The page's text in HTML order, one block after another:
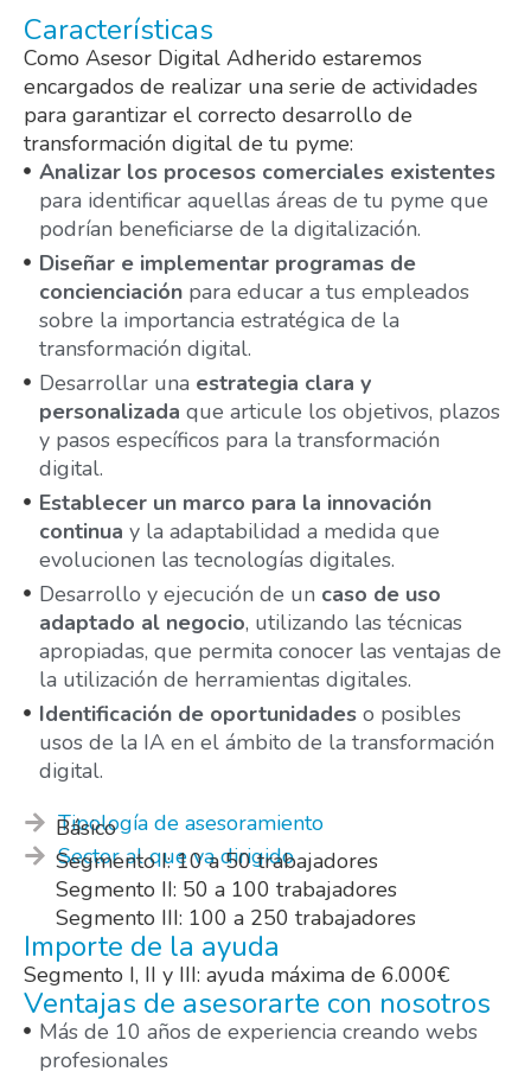
Características
Como Asesor Digital Adherido estaremos
encargados de realizar una serie de actividades
para garantizar el correcto desarrollo de
transformación digital de tu pyme:
Analizar los procesos comerciales existentes
para identificar aquellas áreas de tu pyme que
podrían beneficiarse de la digitalización.
Diseñar e implementar programas de
concienciaciónpara educar a tus empleados
sobre la importancia estratégica de la
transformación digital.
Desarrollar una estrategia clara y
personalizada que articule los objetivos, plazos
y pasos específicos para la transformación
digital.
Establecer un marco para la innovación
continua y la adaptabilidad a medida que
evolucionen las tecnologías digitales.
Desarrollo y ejecución de un caso de uso
adaptado al negocio, utilizando las técnicas
apropiadas, que permita conocer las ventajas de
la utilización de herramientas digitales.
Identificación de oportunidadeso posibles
usos de la IA en el ámbito de la transformación
digital.
Tipología de asesoramiento
Básico
Sector al que va dirigido
Segmento I: 10 a 50 trabajadores
Segmento II: 50 a 100 trabajadores
Segmento III: 100 a 250 trabajadores
Importe de la ayuda
Segmento I, II y III: ayuda máxima de 6.000€
Ventajas de asesorarte con nosotros
Más de 10 años de experiencia creando webs
profesionales